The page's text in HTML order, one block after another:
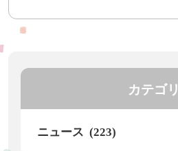
カテゴリ
ニュース (223)